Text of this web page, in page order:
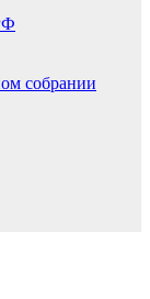
собрании